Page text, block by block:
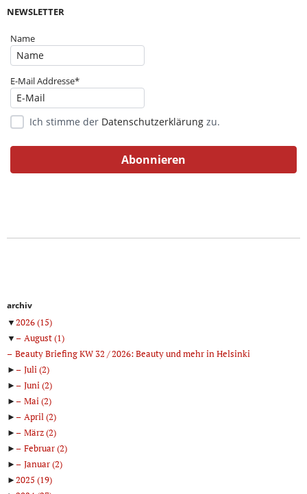
NEWSLETTER
Name
E-Mail Addresse*
Ich stimme der Datenschutzerklärung zu.
archiv
▼2026(15)
▼
August(1)
Beauty Briefing KW 32 / 2026: Beauty und mehr in Helsinki
►
Juli(2)
►
Juni(2)
►
Mai(2)
►
April(2)
►
März(2)
►
Februar(2)
►
Januar(2)
►2025 (19)